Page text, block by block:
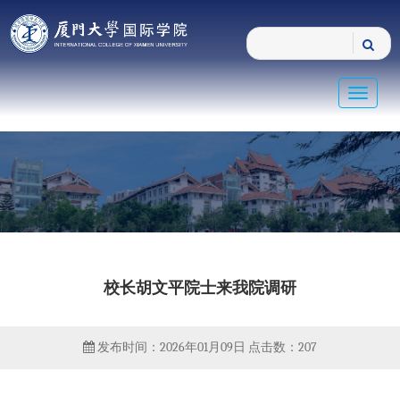
Toggle
校长胡文平院士来我院调研
发布时间：2026年01月09日 点击数： 207